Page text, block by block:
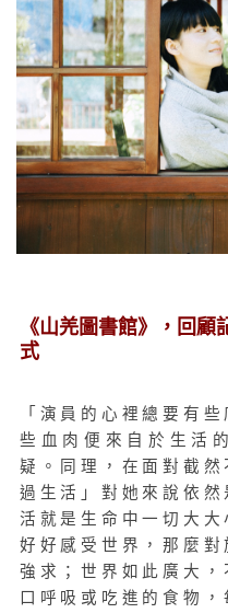
《山羌圖書館》，回
式
「演員的心裡總要有
些血肉便來自於生活
疑。同理，在面對截
過生活」對她來說依
活就是生命中一切大大
好好感受世界，那麼
強求；世界如此廣大
口呼吸或吃進的食物